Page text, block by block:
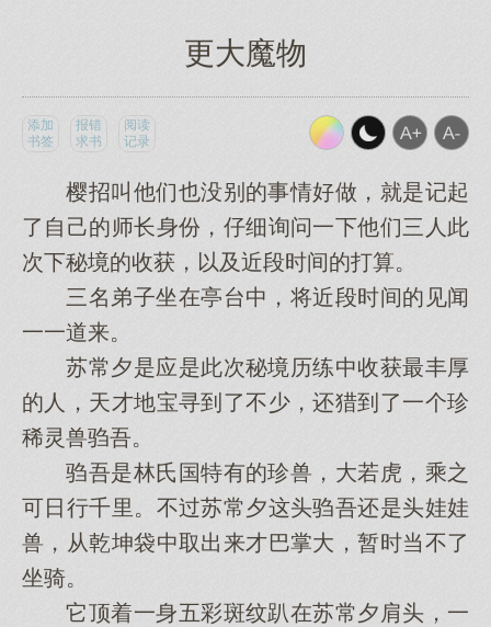
更大魔物
添加
书签
报错
求书
阅读
记录
樱招叫他们也没别的事情好做，就是记起
了自己的师长身份，仔细询问一下他们三人此
次下秘境的收获，以及近段时间的打算。
三名弟子坐在亭台中，将近段时间的见闻
一一道来。
苏常夕是应是此次秘境历练中收获最丰厚
的人，天才地宝寻到了不少，还猎到了一个珍
稀灵兽驺吾。
驺吾是林氏国特有的珍兽，大若虎，乘之
可日行千里。不过苏常夕这头驺吾还是头娃娃
兽，从乾坤袋中取出来才巴掌大，暂时当不了
坐骑。
它顶着一身五彩斑纹趴在苏常夕肩头，一